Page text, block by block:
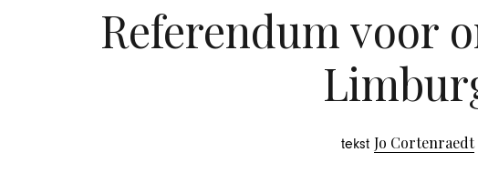
Referendum voor
tekstJo Cortenraedt